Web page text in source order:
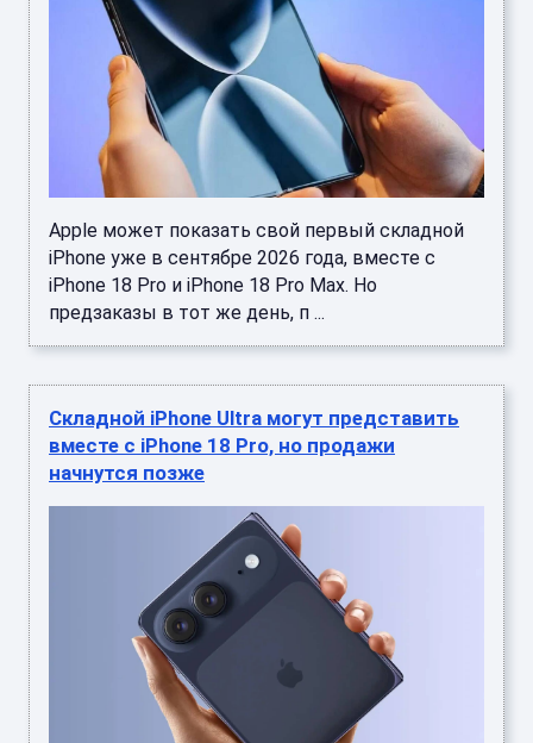
Apple может показать свой первый складной
iPhone уже в сентябре 2026 года, вместе с
iPhone 18 Pro и iPhone 18 Pro Max. Но
предзаказы в тот же день, п ...
Складной iPhone Ultra могут представить
вместе с iPhone 18 Pro, но продажи
начнутся позже